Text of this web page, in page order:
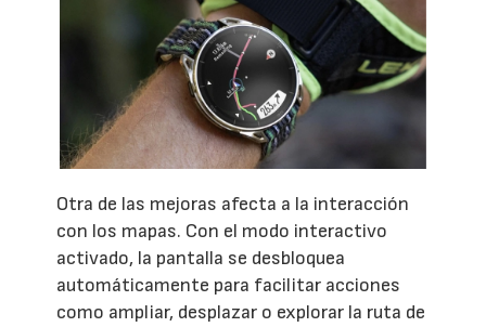
Otra de las mejoras afecta a la interacción
con los mapas. Con el modo interactivo
activado, la pantalla se desbloquea
automáticamente para facilitar acciones
como ampliar, desplazar o explorar la ruta de